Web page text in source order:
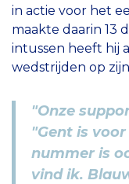
in actie voor het
maakte daarin 13
intussen heeft hij
wedstrijden op
"Onze
"Gent is
nummer is
vind ik.